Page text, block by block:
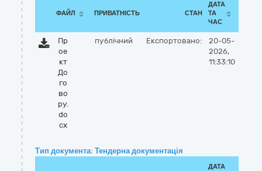
ФАЙЛ ПРИВАТНІСТЬ СТАН
ДАТА
ТА
ЧАС
Пр
ое
кт
До
го
во
ру.
do
cx
публічний Експортовано:
20-05-
2026,
11:33:10
Тип документа: Тендерна документація
ДАТА